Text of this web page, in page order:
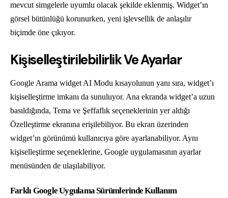
mevcut simgelerle uyumlu olacak şekilde eklenmiş. Widget’ın
görsel bütünlüğü korunurken, yeni işlevsellik de anlaşılır
biçimde öne çıkıyor.
Kişiselleştirilebilirlik Ve Ayarlar
Google Arama widget AI Modu kısayolunun yanı sıra, widget’ı
kişiselleştirme imkanı da sunuluyor. Ana ekranda widget’a uzun
basıldığında, Tema ve Şeffaflık seçeneklerinin yer aldığı
Özelleştirme ekranına erişilebiliyor. Bu ekran üzerinden
widget’ın görünümü kullanıcıya göre ayarlanabiliyor. Aynı
kişiselleştirme seçeneklerine, Google uygulamasının ayarlar
menüsünden de ulaşılabiliyor.
Farklı Google Uygulama Sürümlerinde Kullanım